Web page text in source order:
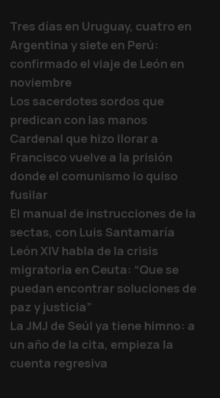
Tres días en Uruguay, cuatro en
Argentina y siete en Perú:
confirmado el viaje de León en
noviembre
Los sacerdotes sordos que
predican con las manos
Cardenal que hizo llorar a
Francisco vuelve a la prisión
donde el comunismo lo quiso
fusilar
El manual de instrucciones de la
sectas, con Luis Santamaría
León XIV habla de la crisis
migratoria en Ceuta: “Que se
puedan encontrar soluciones de
paz y justicia”
La JMJ de Seúl ya tiene himno: a
un año de la cita, empieza la
cuenta regresiva